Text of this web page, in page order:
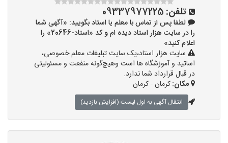
تلفن: 09337977225
لطفا پس از تماس با معلم یا استاد بگویید: «آگهی شما
را در سایت هزار استاد دیده ام و کد «استاد-20646» را
اعلام کنید»
سایت هزار استاد،یک سایت تبلیغات معلم خصوصی،
اساتید و آموزشگاه ها است وهیچ‌گونه منفعت و مسئولیتی
در قبال قرارداد شما ندارد.
مکان:کرمان - کرمان
انتقال آگهی به اول لیست (افزایش بازدید)